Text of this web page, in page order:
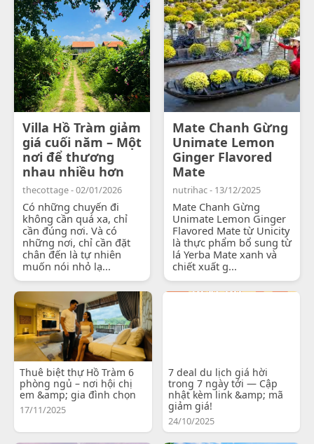
Villa Hồ Tràm giảm
giá cuối năm – Một
nơi để thương
nhau nhiều hơn
thecottage - 02/01/2026
Có những chuyến đi
không cần quá xa, chỉ
cần đúng nơi. Và có
những nơi, chỉ cần đặt
chân đến là tự nhiên
muốn nói nhỏ lạ...
Mate Chanh Gừng
Unimate Lemon
Ginger Flavored
Mate
nutrihac - 13/12/2025
Mate Chanh Gừng
Unimate Lemon Ginger
Flavored Mate từ Unicity
là thực phẩm bổ sung từ
lá Yerba Mate xanh và
chiết xuất g...
Thuê biệt thự Hồ Tràm 6
phòng ngủ – nơi hội chị
em &amp; gia đình chọn
17/11/2025
7 deal du lịch giá hời
trong 7 ngày tới — Cập
nhật kèm link &amp; mã
giảm giá!
24/10/2025